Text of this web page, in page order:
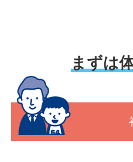
まずは